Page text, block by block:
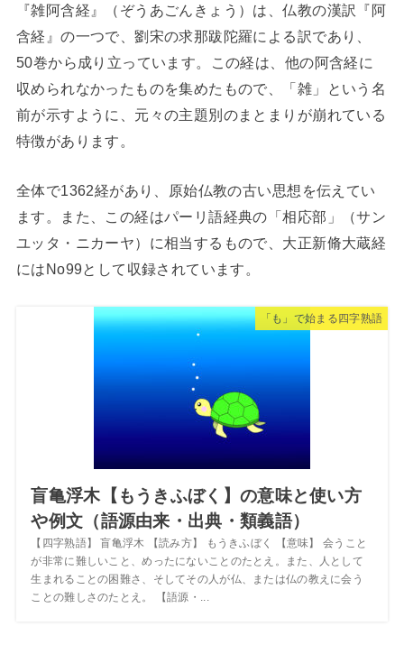
『雑阿含経』（ぞうあごんきょう）は、仏教の漢訳『阿
含経』の一つで、劉宋の求那跋陀羅による訳であり、
50巻から成り立っています。この経は、他の阿含経に
収められなかったものを集めたもので、「雑」という名
前が示すように、元々の主題別のまとまりが崩れている
特徴があります。
全体で1362経があり、原始仏教の古い思想を伝えてい
ます。また、この経はパーリ語経典の「相応部」（サン
ユッタ・ニカーヤ）に相当するもので、大正新脩大蔵経
にはNo99として収録されています。
「も」で始まる四字熟語
盲亀浮木【もうきふぼく】の意味と使い方
や例文（語源由来・出典・類義語）
【四字熟語】 盲亀浮木 【読み方】 もうきふぼく 【意味】 会うこと
が非常に難しいこと、めったにないことのたとえ。また、人として
生まれることの困難さ、そしてその人が仏、または仏の教えに会う
ことの難しさのたとえ。 【語源・...